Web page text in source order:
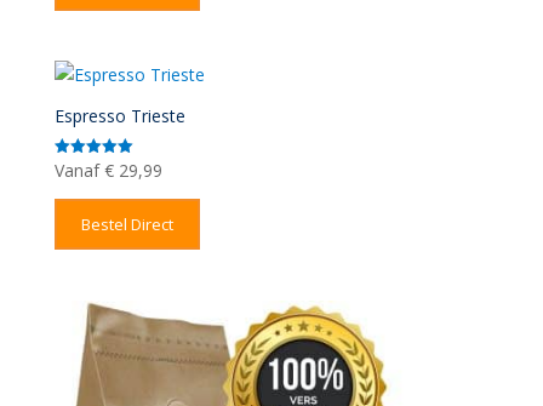
Espresso Trieste
Gewaardeerd
5.00
uit 5
Vanaf €29,99
Bestel Direct